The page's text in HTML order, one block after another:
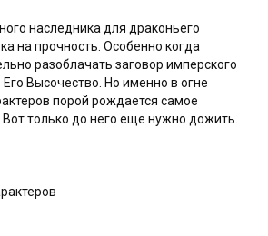
наследника для драконьего
на прочность. Особенно когда
разоблачать заговор имперского
Высочество. Но именно в огне
порой рождается самое
только до него еще нужно дожить.